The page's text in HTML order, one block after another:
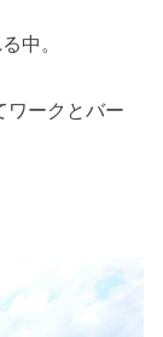
中。
ワークとバー